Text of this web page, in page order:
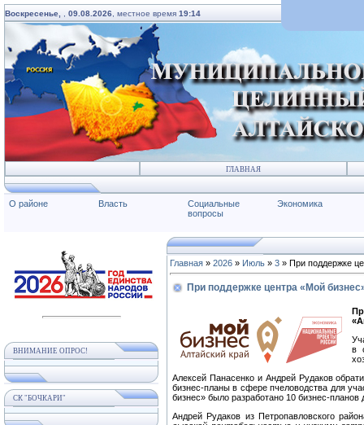
Воскресенье, 09.08.2026 , местное время 19:14
ГЛАВНАЯ
О районе Власть
Социальные
вопросы
Экономика
ВНИМАНИЕ ОПРОС!
СК "БОЧКАРИ"
Главная » 2026 » Июль » 3 » При поддержке
При поддержке центра «Мой
в
Алексей Панасенко и Андрей Рудаков
бизнес-планы в сфере пчеловодства для
бизнес» было разработано 10 бизнес-
Андрей Рудаков из Петропавловского